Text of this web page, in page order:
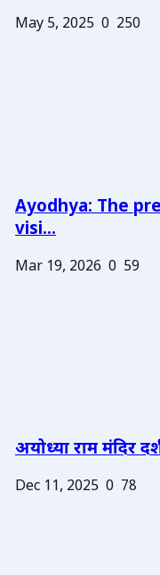
May 5, 2025 0 250
Ayodhya: The
visi...
Mar 19, 2026 0 59
अयोध्या राम मंदिर
Dec 11, 2025 0 78